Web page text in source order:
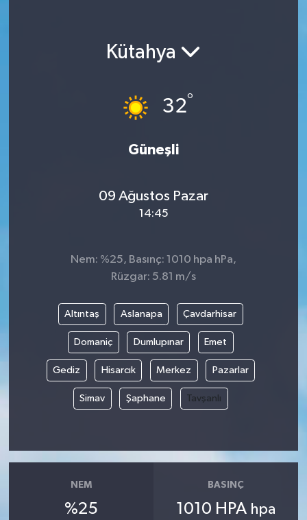
Kütahya
32°
Güneşli
09 Ağustos Pazar
14:45
Nem: %25, Basınç: 1010 hpa hPa,
Rüzgar: 5.81 m/s
Altıntaş Aslanapa Çavdarhisar
Domaniç Dumlupınar Emet
Gediz Hisarcık Merkez Pazarlar
Simav Şaphane Tavşanlı
NEM
%25
BASINÇ
1010 HPA hpa